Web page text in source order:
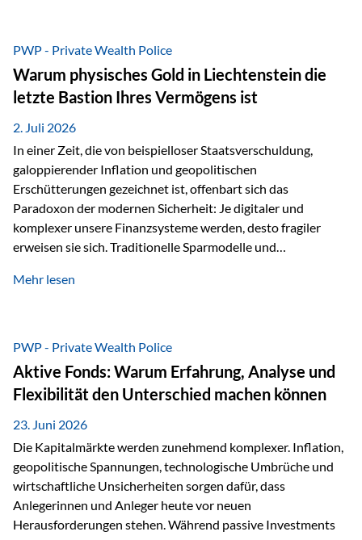
folgende Situation vor: Ein Vater schenkt seiner Tochter
einen Teil seines Vermögens. Einige Jahre später möchte die
Tochter das Geld kurzfristig verwenden, um…
PWP - Private Wealth Police
Warum physisches Gold in Liechtenstein die
letzte Bastion Ihres Vermögens ist
2. Juli 2026
In einer Zeit, die von beispielloser Staatsverschuldung,
galoppierender Inflation und geopolitischen
Erschütterungen gezeichnet ist, offenbart sich das
Paradoxon der modernen Sicherheit: Je digitaler und
komplexer unsere Finanzsysteme werden, desto fragiler
erweisen sie sich. Traditionelle Sparmodelle und
unumstößlich galten, versagen angesichts der expansiven
Nostalgie dar, sondern ist die modernste und strategisch
klügste Antwort auf globale Instabilität. Physische Werte
und der richtige Rechtsstandort sind heute keine bloße
Option mehr, sondern eine strategische Notwendigkeit. 1.
Der massive Aufwand hinter einem winzigen…
Mehr lesen
PWP - Private Wealth Police
Aktive Fonds: Warum Erfahrung, Analyse und
Flexibilität den Unterschied machen können
23. Juni 2026
Die Kapitalmärkte werden zunehmend komplexer. Inflation,
geopolitische Spannungen, technologische Umbrüche und
wirtschaftliche Unsicherheiten sorgen dafür, dass
Anlegerinnen und Anleger heute vor neuen
Herausforderungen stehen. Während passive Investments